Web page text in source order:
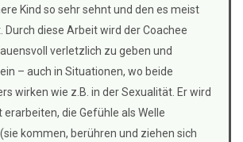
Kind so sehr sehnt und den es meist
Durch diese Arbeit wird der Coachee
verletzlich zu geben und
– auch in Situationen, wo beide
wirken wie z.B. in der Sexualität. Er wird
erarbeiten, die Gefühle als Welle
kommen, berühren und ziehen sich